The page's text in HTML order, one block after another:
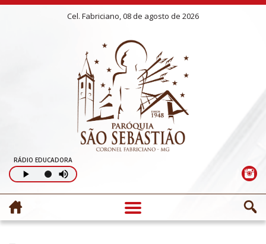
Cel. Fabriciano, 08 de agosto de 2026
RÁDIO EDUCADORA